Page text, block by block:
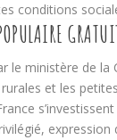
conditions
le ministère de la
et les
expression